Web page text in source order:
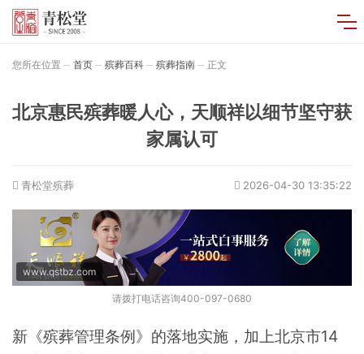
您所在位置 首页 殡葬百科 殡葬指南 正文
北京惠民殡葬暖人心，天顺祥以细节坚守获
家属认可
青松堂殡葬 2026-04-30 13:35:22
请拨打电话咨询400-097-0680
www.qstbz.com
新《殡葬管理条例》的落地实施，加上北京市14